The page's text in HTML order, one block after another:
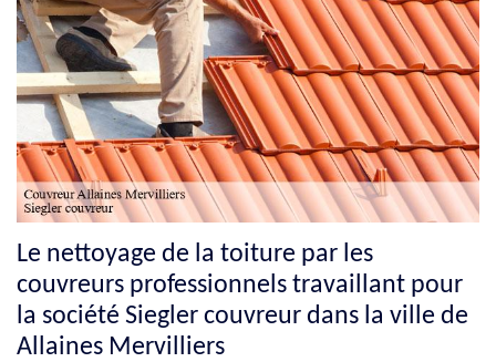
Le nettoyage de la toiture par les
couvreurs professionnels travaillant pour
la société Siegler couvreur dans la ville de
Allaines Mervilliers